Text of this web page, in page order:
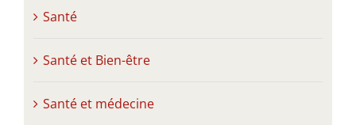
Santé
Santé et Bien-être
Santé et médecine